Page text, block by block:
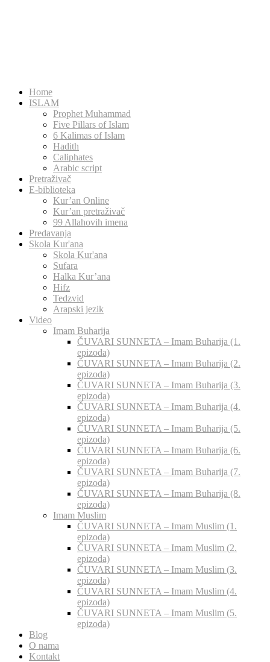
Home
ISLAM
Prophet Muhammad
Five Pillars of Islam
6 Kalimas of Islam
Hadith
Caliphates
Arabic script
Pretraživač
E-biblioteka
Kur’an Online
Kur’an pretraživač
99 Allahovih imena
Predavanja
Skola Kur'ana
Skola Kur'ana
Sufara
Halka Kur’ana
Hifz
Tedzvid
Arapski jezik
Video
Imam Buharija
ČUVARI SUNNETA – Imam Buharija (1.
epizoda)
ČUVARI SUNNETA – Imam Buharija (2.
epizoda)
ČUVARI SUNNETA – Imam Buharija (3.
epizoda)
ČUVARI SUNNETA – Imam Buharija (4.
epizoda)
ČUVARI SUNNETA – Imam Buharija (5.
epizoda)
ČUVARI SUNNETA – Imam Buharija (6.
epizoda)
ČUVARI SUNNETA – Imam Buharija (7.
epizoda)
ČUVARI SUNNETA – Imam Buharija (8.
epizoda)
Imam Muslim
ČUVARI SUNNETA – Imam Muslim (1.
epizoda)
ČUVARI SUNNETA – Imam Muslim (2.
epizoda)
ČUVARI SUNNETA – Imam Muslim (3.
epizoda)
ČUVARI SUNNETA – Imam Muslim (4.
epizoda)
ČUVARI SUNNETA – Imam Muslim (5.
epizoda)
Blog
O nama
Kontakt